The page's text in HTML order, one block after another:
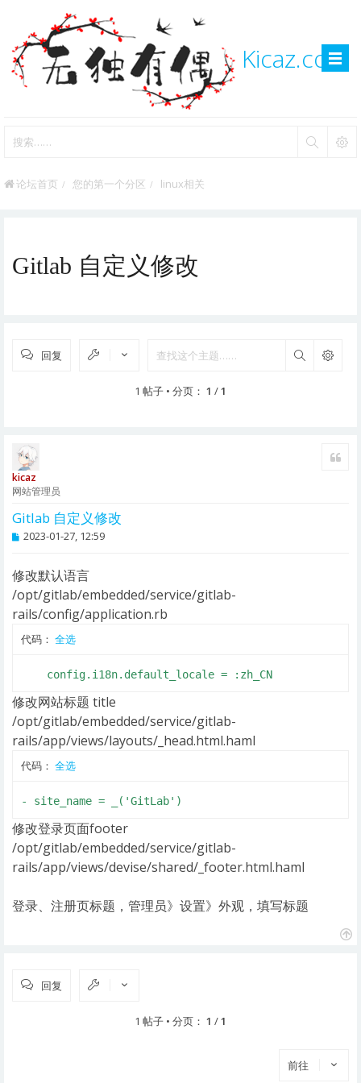
Kicaz.com
论坛首页 您的第一个分区 linux相关
Gitlab 自定义修改
回复 搜索
1 帖子 • 分页： 1 /1
kicaz
网站管理员
Gitlab 自定义修改
帖
2023-01-27, 12:59
修改默认语言
/opt/gitlab/embedded/service/gitlab-
rails/config/application.rb
代码： 全选
    config.i18n.default_locale = :zh_CN
修改网站标题 title
/opt/gitlab/embedded/service/gitlab-
rails/app/views/layouts/_head.html.haml
代码： 全选
- site_name = _('GitLab')
修改登录页面footer
/opt/gitlab/embedded/service/gitlab-
rails/app/views/devise/shared/_footer.html.haml
登录、注册页标题，管理员》设置》外观，填写标题
回复
1 帖子 • 分页： 1 /1
前往